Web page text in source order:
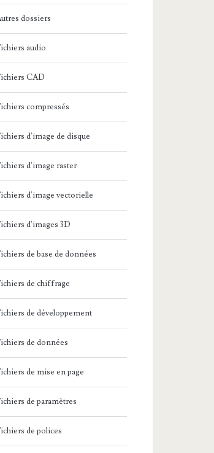
dossiers
audio
CAD
compressés
d'image de disque
d'image raster
d'image vectorielle
d'images 3D
de base de données
de chiffrage
de développement
de données
de mise en page
de paramètres
de polices